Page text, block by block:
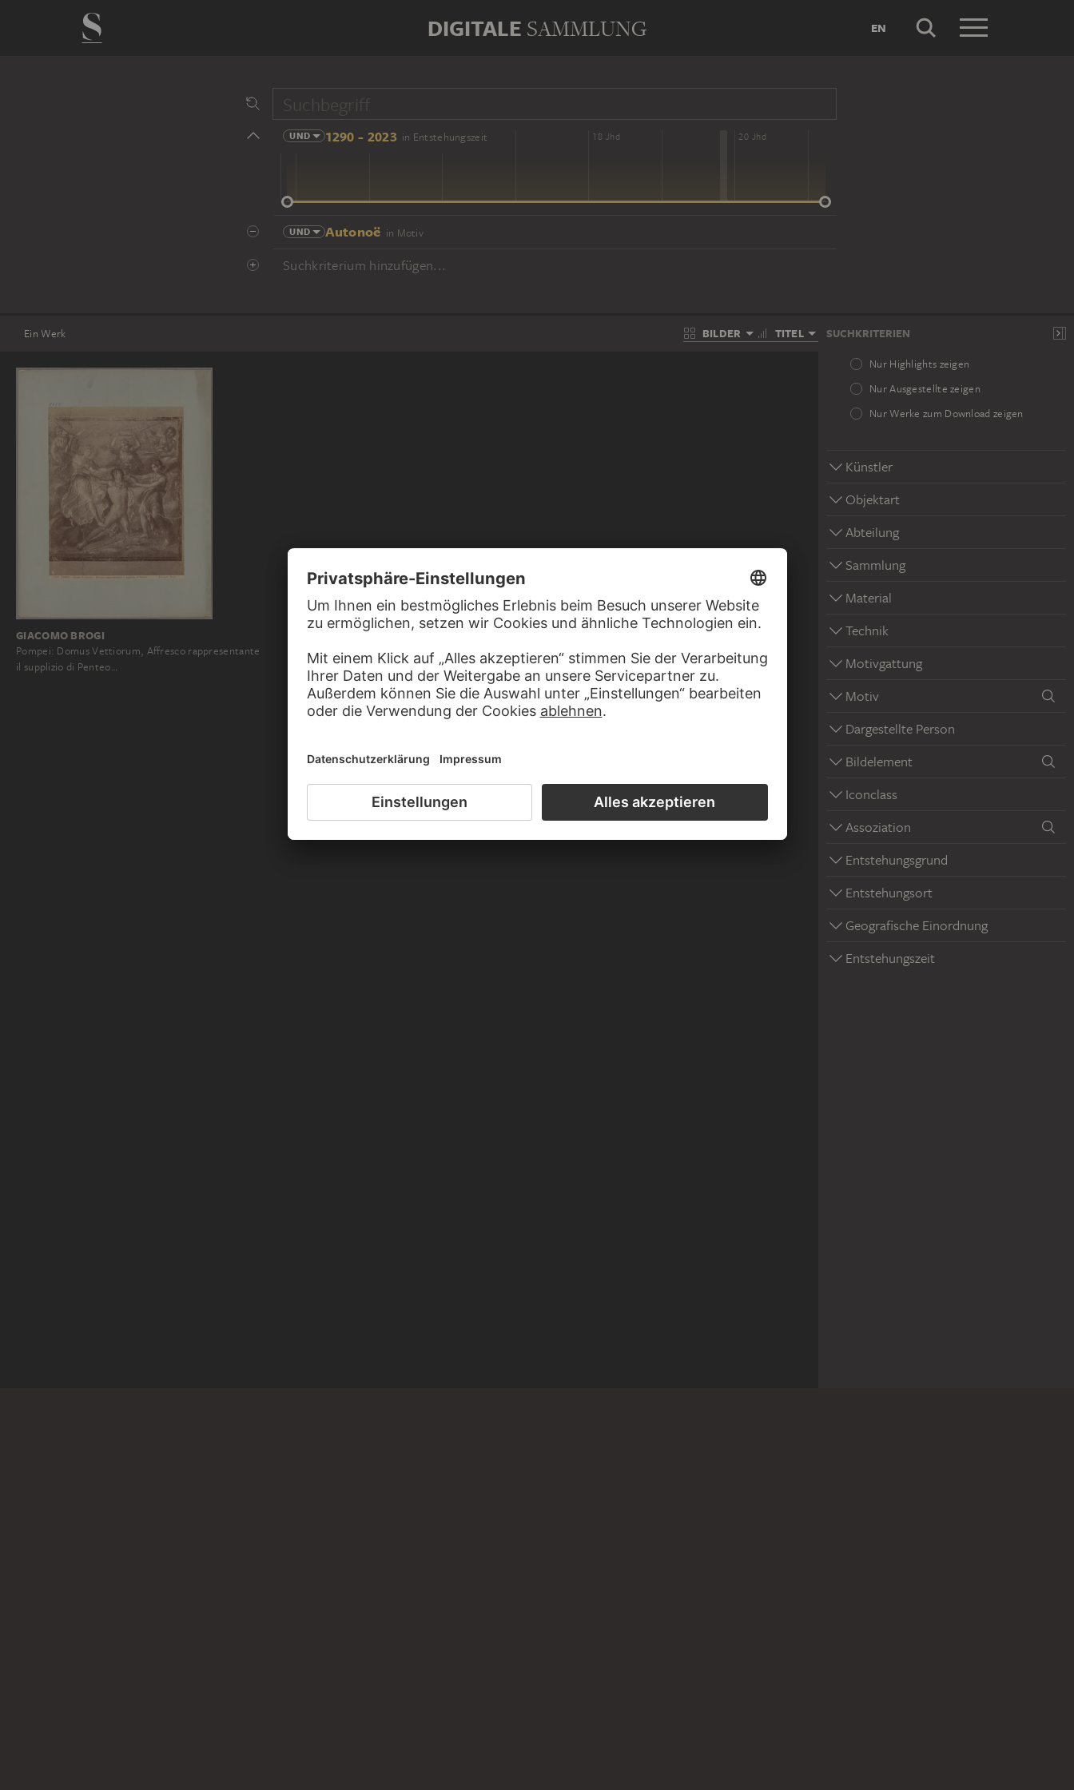
DIGITALE SAMMLUNG EN
UND 1290 - 2023 in Entstehungszeit
14 Jhd 16 Jhd 18 Jhd 20 Jhd
UND Autonoë in Motiv
Suchkriterium hinzufügen...
Ein Werk BILDER TITEL SUCHKRITERIEN
Nur Highlights zeigen
Nur Ausgestellte zeigen
Nur Werke zum Download zeigen
Künstler
Objektart
Abteilung
Sammlung
Material
Technik
Motivgattung
Motiv
Dargestellte Person
Bildelement
Iconclass
Assoziation
Entstehungsgrund
Entstehungsort
Geografische Einordnung
Entstehungszeit
GIACOMO BROGI
Pompei: Domus Vettiorum, Affresco rappresentante
il supplizio di Penteo…